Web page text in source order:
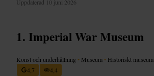
Uppdaterad 10 juni 2026
Imperial War Museum
Konst och underhållning • Museum • Historiskt museum
4,7
4,4